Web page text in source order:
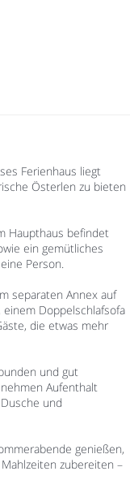
Ferienhaus liegt
Österlen zu bieten
Haupthaus befindet
ein gemütliches
Person.
separaten Annex auf
Doppelschlafsofa
die etwas mehr
und gut
Aufenthalt
und
genießen,
zubereiten –